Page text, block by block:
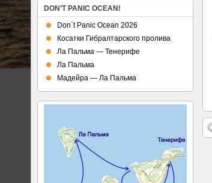
DON’T PANIC OCEAN!
Don`t Panic Ocean 2026
Косатки Гибралтарского пролива
Ла Пальма — Тенерифе
Ла Пальма
Мадейра — Ла Пальма